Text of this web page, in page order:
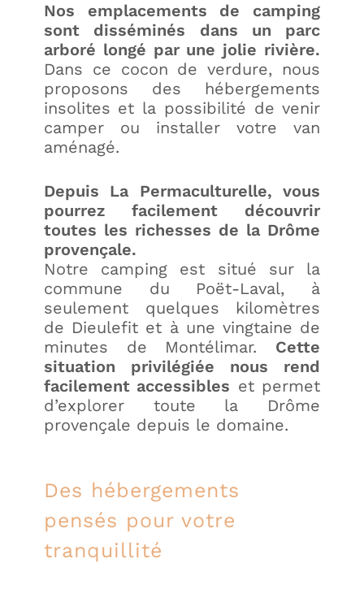
Nos emplacements de camping
sont disséminés dans un parc
arboré longé par une jolie rivière.
Dans ce cocon de verdure, nous
proposons des hébergements
insolites et la possibilité de venir
camper ou installer votre van
aménagé.
Depuis La Permaculturelle, vous
pourrez facilement découvrir
toutes les richesses de la Drôme
provençale.
Notre camping est situé sur la
commune du Poët-Laval, à
seulement quelques kilomètres
de Dieulefit et à une vingtaine de
minutes de Montélimar. Cette
situation privilégiée nous rend
facilement accessibles et permet
d’explorer toute la Drôme
provençale depuis le domaine.
Des hébergements
pensés pour votre
tranquillité